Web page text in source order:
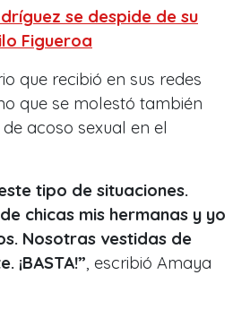
se despide de su
Figueroa
que recibió en sus redes
que se molestó también
acoso sexual en el
tipo de situaciones.
chicas mis hermanas y yo
Nosotras vestidas de
¡BASTA!”, escribió Amaya